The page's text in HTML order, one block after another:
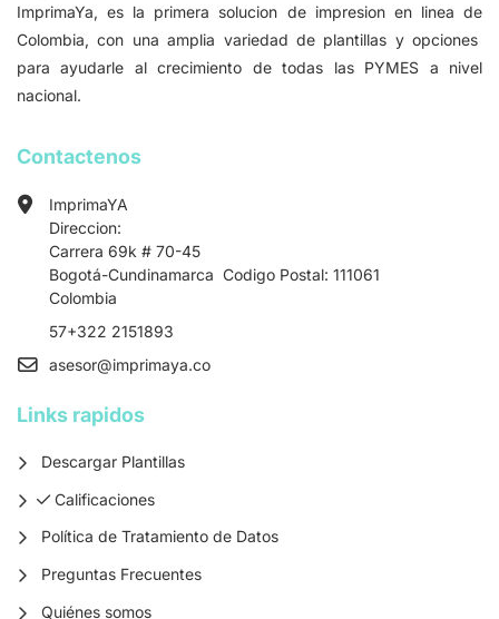
ImprimaYa, es la primera solucion de impresion en linea de
Colombia, con una amplia variedad de plantillas y opciones
para ayudarle al crecimiento de todas las PYMES a nivel
nacional.
Contactenos
ImprimaYA
Direccion:
Carrera 69k # 70-45
Bogotá-Cundinamarca Codigo Postal: 111061
Colombia
57+322 2151893
asesor@imprimaya.co
Links rapidos
Descargar Plantillas
Calificaciones
Calificaciones
Política de Tratamiento de Datos
Preguntas Frecuentes
Quiénes somos